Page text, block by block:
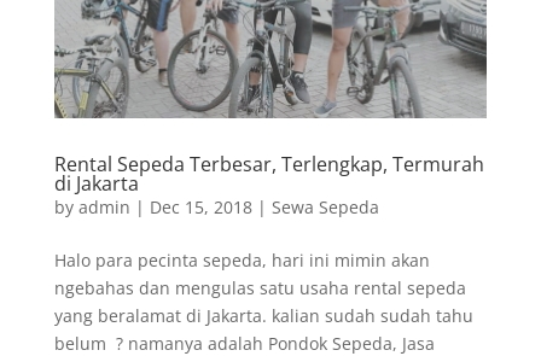
Rental Sepeda Terbesar, Terlengkap, Termurah
di Jakarta
by admin | Dec 15, 2018| Sewa Sepeda
Halo para pecinta sepeda, hari ini mimin akan
ngebahas dan mengulas satu usaha rental sepeda
yang beralamat di Jakarta. kalian sudah sudah tahu
belum ? namanya adalah Pondok Sepeda, Jasa